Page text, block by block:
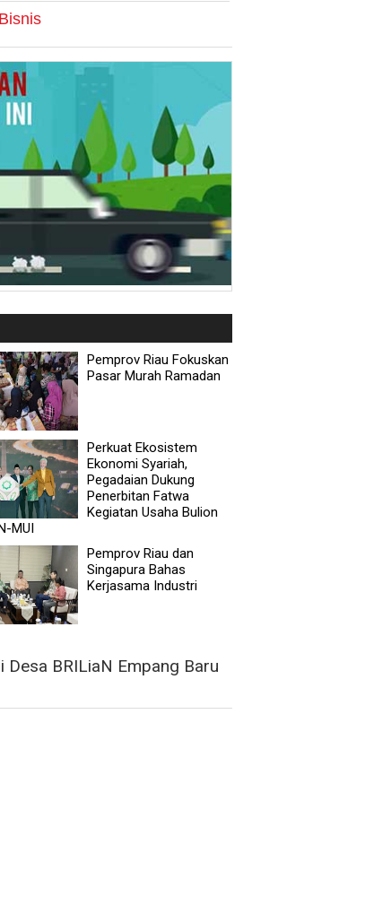
Pemprov Riau Fokuskan
Pasar Murah Ramadan
Perkuat Ekosistem
Ekonomi Syariah,
Pegadaian Dukung
Penerbitan Fatwa
Kegiatan Usaha Bulion
MUI
Pemprov Riau dan
Singapura Bahas
Kerjasama Industri
Desa BRILiaN Empang Baru